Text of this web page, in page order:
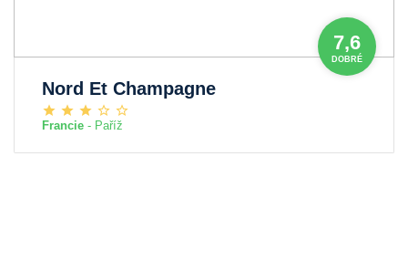
7,6
DOBRÉ
Nord Et Champagne
Francie - Paříž